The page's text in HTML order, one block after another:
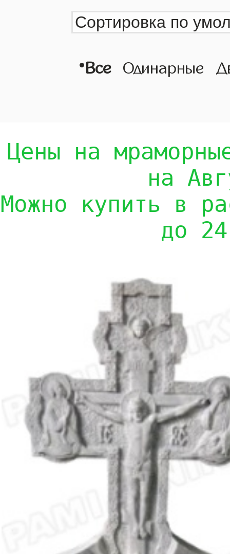
•Все Одинарные
Цены на
на
Можно купить в
до